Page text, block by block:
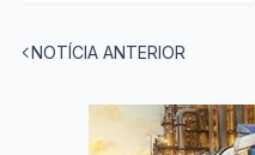
NOTÍCIA ANTERIOR